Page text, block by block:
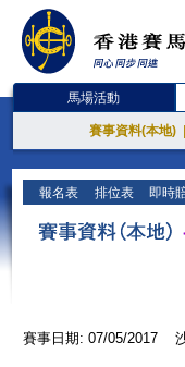
馬場活動
賽事資料(本地)
報名表 排位表 即時
賽事日期: 07/05/2017